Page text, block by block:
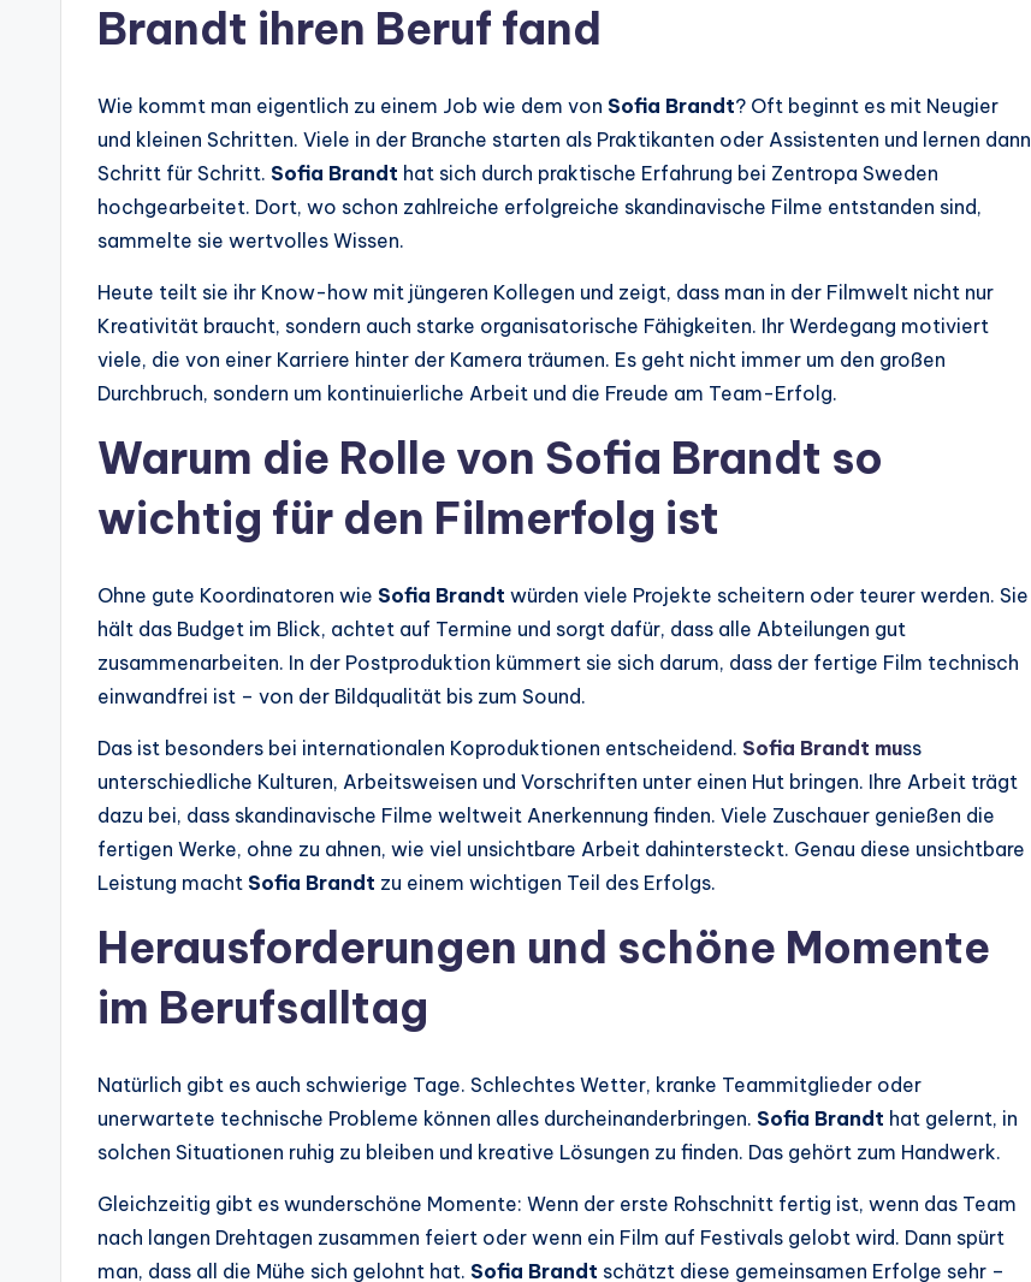
Brandt ihren Beruf fand
Wie kommt man eigentlich zu einem Job wie dem von Sofia Brandt? Oft beginnt es mit Neugier
und kleinen Schritten. Viele in der Branche starten als Praktikanten oder Assistenten und lernen dann
Schritt für Schritt. Sofia Brandt hat sich durch praktische Erfahrung bei Zentropa Sweden
hochgearbeitet. Dort, wo schon zahlreiche erfolgreiche skandinavische Filme entstanden sind,
sammelte sie wertvolles Wissen.
Heute teilt sie ihr Know-how mit jüngeren Kollegen und zeigt, dass man in der Filmwelt nicht nur
Kreativität braucht, sondern auch starke organisatorische Fähigkeiten. Ihr Werdegang motiviert
viele, die von einer Karriere hinter der Kamera träumen. Es geht nicht immer um den großen
Durchbruch, sondern um kontinuierliche Arbeit und die Freude am Team-Erfolg.
Warum die Rolle von Sofia Brandt so
wichtig für den Filmerfolg ist
Ohne gute Koordinatoren wie Sofia Brandt würden viele Projekte scheitern oder teurer werden. Sie
hält das Budget im Blick, achtet auf Termine und sorgt dafür, dass alle Abteilungen gut
zusammenarbeiten. In der Postproduktion kümmert sie sich darum, dass der fertige Film technisch
einwandfrei ist – von der Bildqualität bis zum Sound.
Das ist besonders bei internationalen Koproduktionen entscheidend. Sofia Brandt muss
unterschiedliche Kulturen, Arbeitsweisen und Vorschriften unter einen Hut bringen. Ihre Arbeit trägt
dazu bei, dass skandinavische Filme weltweit Anerkennung finden. Viele Zuschauer genießen die
fertigen Werke, ohne zu ahnen, wie viel unsichtbare Arbeit dahintersteckt. Genau diese unsichtbare
Leistung macht Sofia Brandt zu einem wichtigen Teil des Erfolgs.
Herausforderungen und schöne Momente
im Berufsalltag
Natürlich gibt es auch schwierige Tage. Schlechtes Wetter, kranke Teammitglieder oder
unerwartete technische Probleme können alles durcheinanderbringen. Sofia Brandt hat gelernt, in
solchen Situationen ruhig zu bleiben und kreative Lösungen zu finden. Das gehört zum Handwerk.
Gleichzeitig gibt es wunderschöne Momente: Wenn der erste Rohschnitt fertig ist, wenn das Team
nach langen Drehtagen zusammen feiert oder wenn ein Film auf Festivals gelobt wird. Dann spürt
man, dass all die Mühe sich gelohnt hat. Sofia Brandt schätzt diese gemeinsamen Erfolge sehr –